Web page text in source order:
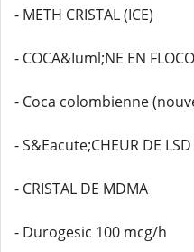
- METH CRISTAL (ICE)
- COCA&Iuml;NE EN
- Coca colombienne
- S&Eacute;CHEUR DE LSD
- CRISTAL DE MDMA
- Durogesic 100 mcg/h